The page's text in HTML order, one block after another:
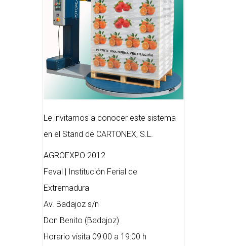
Le invitamos a conocer este sistema
en el Stand de CARTONEX, S.L.
AGROEXPO 2012
Feval | Institución Ferial de
Extremadura
Av. Badajoz s/n
Don Benito (Badajoz)
Horario visita 09:00 a 19:00 h